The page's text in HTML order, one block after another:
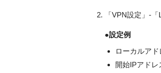
「VPN設定」-
●設定例
ローカルア
開始IPアドレ